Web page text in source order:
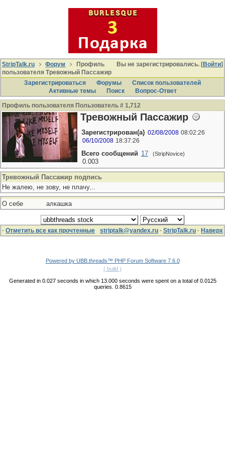
Вы не зарегистрировались. [Войти]
StripTalk.ru Форум
Профиль
пользователя Тревожный Пассажир
Зарегистрироваться
Форумы
Список пользователей
Активные темы
Поиcк Вопрос-Ответ
Профиль пользователя Пользователь # 1,712
Тревожный Пассажир
Зарегистрирован(а) 02/08/2008 08:02:26
06/10/2008 18:37:26
Всего сообщений 17 (StripNovice)
0.003
Тревожный Пассажир подпись
Не жалею, не зову, не плачу...
О себе алкашка
· Отметить все как прочтенные striptalk@yandex.ru · StripTalk.ru · Наверх
Powered by UBB.threads™ PHP Forum Software 7.6.0
( build )
Generated in 0.027 seconds in which 13.000 seconds were spent on a total of 0.0125
queries. 0.8615